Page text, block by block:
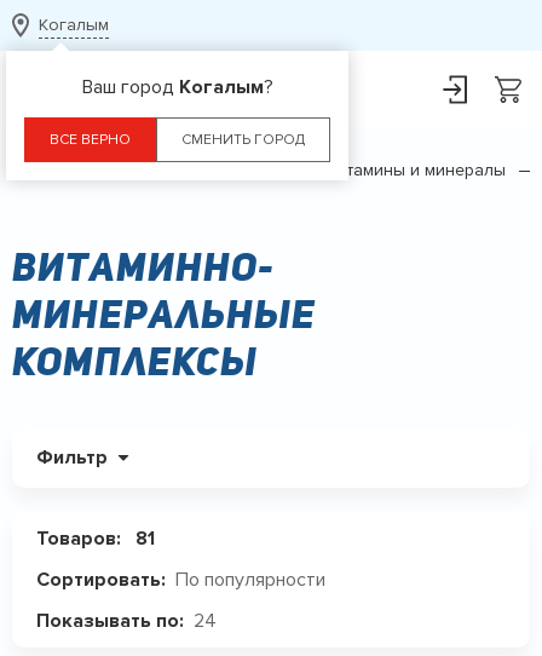
Когалым
Ваш город Когалым?
ВСЕ ВЕРНО СМЕНИТЬ ГОРОД
Витамины и минералы
Витаминно-
минеральные
комплексы
Фильтр
Товаров:
81
Сортировать: По популярности
Показывать по: 24